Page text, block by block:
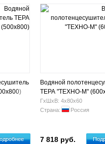
Водяной
ТЕРА "ТЕХНО-М"
ГхШхВ: 4х80х60
Страна:
Россия
7 818 руб.